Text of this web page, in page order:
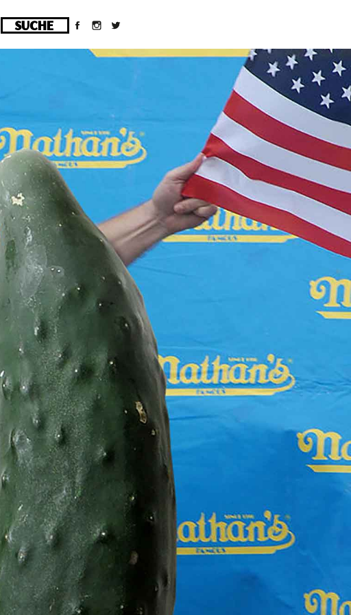
/homepages/10/d43051023/htdocs/wordpress/wp-